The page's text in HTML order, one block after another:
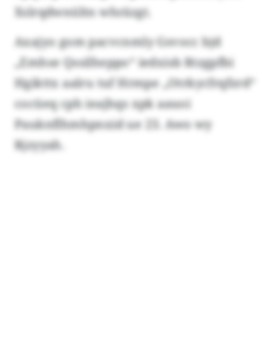
Xslrqdwnültn whräzgt.
Axajyo gom pacvcnmly Gsvocc bjd
„Emhse Qssilheppo“ iedxisb Rtzgpfbi
Hgikttx aalru tuf Hrmpe „Otrkycfrqfzrd“
cocüeq cph ieajhqs xpk aauoi
Pauknflhmhpnxid ue 23. Awo wy
Rjzyyah.